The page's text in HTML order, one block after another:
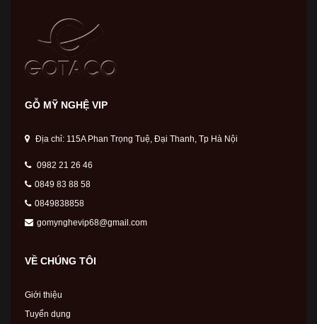
GỖ MỸ NGHỆ VIP
Địa chỉ: 115A Phan Trọng Tuệ, Đại Thanh, Tp Hà Nội
0982 21 26 46
0849 83 88 58
0849838858
gomynghevip68@gmail.com
VỀ CHÚNG TÔI
Giới thiệu
Tuyển dụng